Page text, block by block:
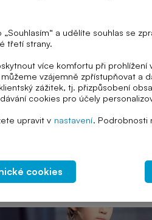
Dluh Půjčka
pro 1. stupeň ZŠ vysvětluje pojem
zadlužování a rady, jak řešit
i tipy na rozpočet.
„Souhlasím“ a udělíte souhlas se
třetí strany.
více komfortu při prohlížení
vzájemně zpřístupňovat a
zážitek, tj. přizpůsobení
cookies pro účely
upravit v nastavení. Podrobnosti
cookies